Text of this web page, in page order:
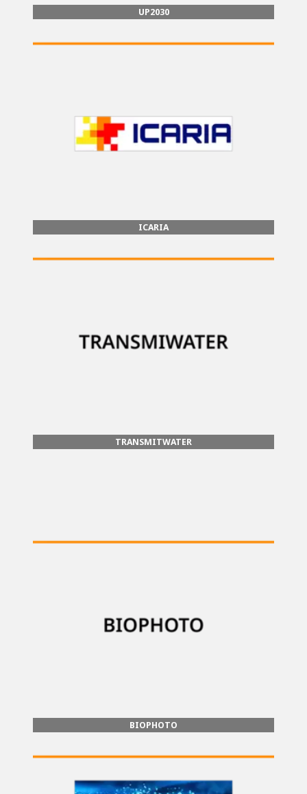
UP2030
ICARIA
TRANSMITWATER
BIOPHOTO